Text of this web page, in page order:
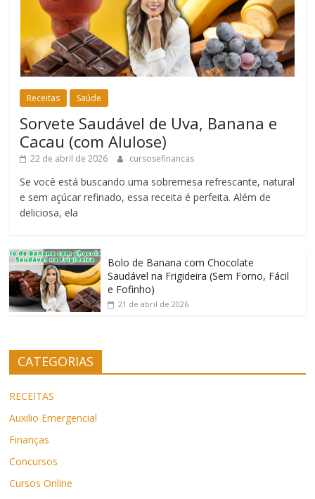
Receitas Saúde
Sorvete Saudável de Uva, Banana e
Cacau (com Alulose)
22 de abril de 2026 cursosefinancas
Se você está buscando uma sobremesa refrescante, natural
e sem açúcar refinado, essa receita é perfeita. Além de
deliciosa, ela
Bolo de Banana com Chocolate
Saudável na Frigideira (Sem Forno, Fácil
e Fofinho)
21 de abril de 2026
CATEGORIAS
RECEITAS
Auxilio Emergencial
Finanças
Concursos
Cursos Online